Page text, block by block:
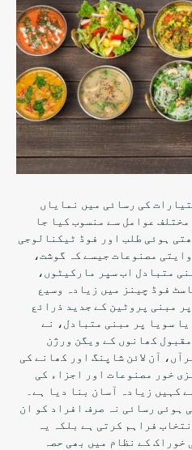
کی رسائی میں نمایاں
عوامل سے منسوب کیا جا
ہوئی طلب اور فوڈ ٹیکنالوجی
مصنوعات جیسے کہ گوشت،
متبادل اب سپر مارکیٹوں،
فوڈ چینز میں زیادہ وسیع
مبنی پروٹین کے جدید ذرائع
سویا پر مبنی متبادل، نے
کھانوں کے ویگن ورژن
آن لائن شاپنگ اور کھانے کی
خور مصنوعات اور اجزاء کی
کہیں زیادہ آسان بنا دیا ہے۔
ہوئی رسائی نہ صرف افراد کو ان
فراہم کرتی ہے بلکہ یہ
خوراک کے نظام میں بھی حصہ